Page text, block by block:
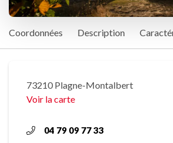
Coordonnées Description
73210 Plagne-Montalbert
Voir la carte
04 79 09 77 33